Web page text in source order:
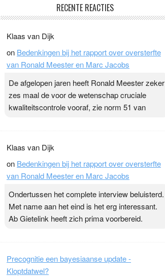
Ward van Beek
topsporters. Ze hopen ermee hun hartslag te
verlagen terwijl ze meer zuurstof opnemen.
Daarop heeft zo’n pleister geen effect. Maar het
zijn. Door…Lees meer Pleisterplakkers in de
topspsort ›[...]
RECENTE REACTIES
Klaas van Dijk
on Bedenkingen bij het rapport over oversterfte
van Ronald Meester en Marc Jacobs
De afgelopen jaren heeft Ronald Meester zeker
zes maal de voor de wetenschap cruciale
kwaliteitscontrole vooraf, zie norm 51 van
Klaas van Dijk
on Bedenkingen bij het rapport over oversterfte
van Ronald Meester en Marc Jacobs
Ondertussen het complete interview beluisterd.
Met name aan het eind is het erg interessant.
Ab Gietelink heeft zich prima voorbereid.
Precognitie een bayesiaanse update -
Kloptdatwel?